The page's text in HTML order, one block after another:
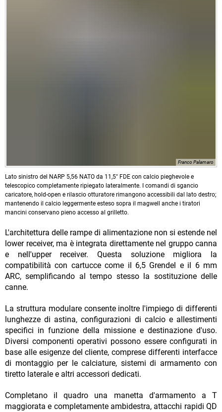
Franco Palamaro
Lato sinistro del NARP 5,56 NATO da 11,5" FDE con calcio pieghevole e
telescopico completamente ripiegato lateralmente. I comandi di sgancio
caricatore, hold-open e rilascio otturatore rimangono accessibili dal lato destro;
mantenendo il calcio leggermente esteso sopra il magwell anche i tiratori
mancini conservano pieno accesso al grilletto.
L'architettura delle rampe di alimentazione non si estende nel
lower receiver, ma è integrata direttamente nel gruppo canna
e nell'upper receiver. Questa soluzione migliora la
compatibilità con cartucce come il 6,5 Grendel e il 6 mm
ARC, semplificando al tempo stesso la sostituzione delle
canne.
La struttura modulare consente inoltre l'impiego di differenti
lunghezze di astina, configurazioni di calcio e allestimenti
specifici in funzione della missione e destinazione d'uso.
Diversi componenti operativi possono essere configurati in
base alle esigenze del cliente, comprese differenti interfacce
di montaggio per le calciature, sistemi di armamento con
tiretto laterale e altri accessori dedicati.
Completano il quadro una manetta d'armamento a T
maggiorata e completamente ambidestra, attacchi rapidi QD